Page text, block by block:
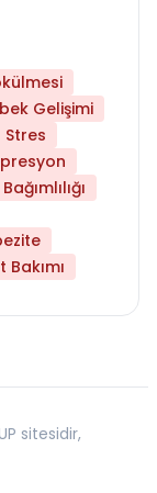
Gelişimi
Stres
Bakımı
sitesidir,